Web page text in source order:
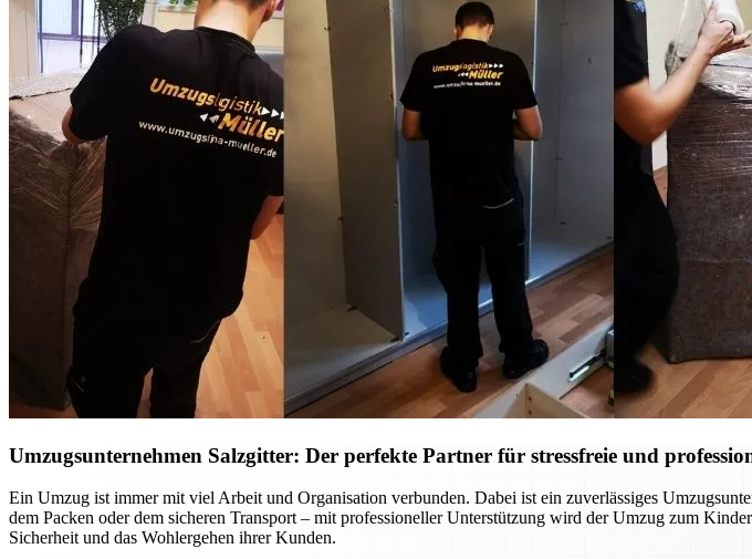
Umzugsunternehmen Salzgitter: Der perfekte Partner für stressfreie und
Ein Umzug ist immer mit viel Arbeit und Organisation verbunden. Dabei ist ein zuverlässiges
dem Packen oder dem sicheren Transport – mit professioneller Unterstützung wird der Umzug zum
Sicherheit und das Wohlergehen ihrer Kunden.